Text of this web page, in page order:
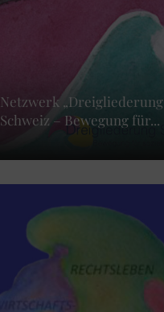
Netzwerk „Dreigliederung
Schweiz – Bewegung für...